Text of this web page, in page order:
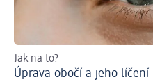
Jak na to?
Úprava obočí a jeho líčení